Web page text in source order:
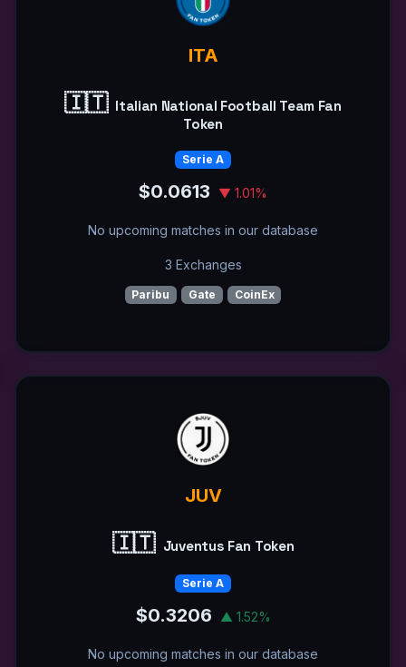
ITA
🇮🇹 Italian National Football Team Fan
Token
Serie A
$0.0613 ▼ 1.01%
No upcoming matches in our database
3 Exchanges
Paribu Gate CoinEx
JUV
🇮🇹 Juventus Fan Token
Serie A
$0.3206 ▲ 1.52%
No upcoming matches in our database